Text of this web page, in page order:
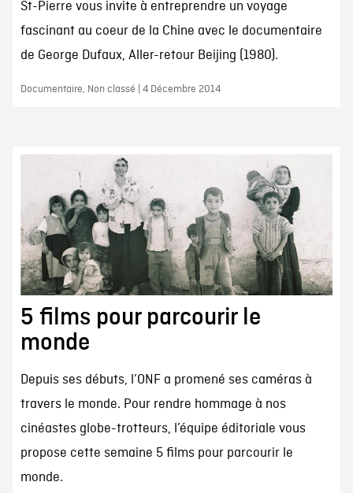
St-Pierre vous invite à entreprendre un voyage
fascinant au coeur de la Chine avec le documentaire
de George Dufaux, Aller-retour Beijing (1980).
Documentaire, Non classé | 4 Décembre 2014
5 films pour parcourir le
monde
Depuis ses débuts, l’ONF a promené ses caméras à
travers le monde. Pour rendre hommage à nos
cinéastes globe-trotteurs, l’équipe éditoriale vous
propose cette semaine 5 films pour parcourir le
monde.